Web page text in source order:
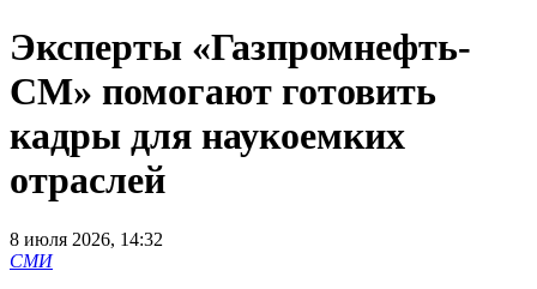
Эксперты «Газпромнефть-
СМ» помогают готовить
кадры для наукоемких
отраслей
8 июля 2026, 14:32
СМИ